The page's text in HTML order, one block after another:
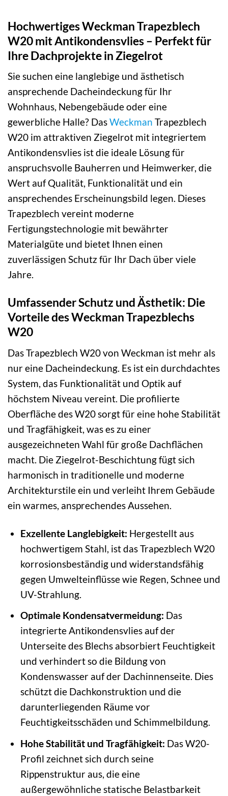
Hochwertiges Weckman Trapezblech
W20 mit Antikondensvlies – Perfekt für
Ihre Dachprojekte in Ziegelrot
Sie suchen eine langlebige und ästhetisch
ansprechende Dacheindeckung für Ihr
Wohnhaus, Nebengebäude oder eine
gewerbliche Halle? DasWeckman Trapezblech
W20 im attraktiven Ziegelrot mit integriertem
Antikondensvlies ist die ideale Lösung für
anspruchsvolle Bauherren und Heimwerker, die
Wert auf Qualität, Funktionalität und ein
ansprechendes Erscheinungsbild legen. Dieses
Trapezblech vereint moderne
Fertigungstechnologie mit bewährter
Materialgüte und bietet Ihnen einen
zuverlässigen Schutz für Ihr Dach über viele
Jahre.
Umfassender Schutz und Ästhetik: Die
Vorteile des Weckman Trapezblechs
W20
Das Trapezblech W20 von Weckman ist mehr als
nur eine Dacheindeckung. Es ist ein durchdachtes
System, das Funktionalität und Optik auf
höchstem Niveau vereint. Die profilierte
Oberfläche des W20 sorgt für eine hohe Stabilität
und Tragfähigkeit, was es zu einer
ausgezeichneten Wahl für große Dachflächen
macht. Die Ziegelrot-Beschichtung fügt sich
harmonisch in traditionelle und moderne
Architekturstile ein und verleiht Ihrem Gebäude
ein warmes, ansprechendes Aussehen.
Exzellente Langlebigkeit: Hergestellt aus
hochwertigem Stahl, ist das Trapezblech W20
korrosionsbeständig und widerstandsfähig
gegen Umwelteinflüsse wie Regen, Schnee und
UV-Strahlung.
Optimale Kondensatvermeidung: Das
integrierte Antikondensvlies auf der
Unterseite des Blechs absorbiert Feuchtigkeit
und verhindert so die Bildung von
Kondenswasser auf der Dachinnenseite. Dies
schützt die Dachkonstruktion und die
darunterliegenden Räume vor
Feuchtigkeitsschäden und Schimmelbildung.
Hohe Stabilität und Tragfähigkeit: Das W20-
Profil zeichnet sich durch seine
Rippenstruktur aus, die eine
außergewöhnliche statische Belastbarkeit